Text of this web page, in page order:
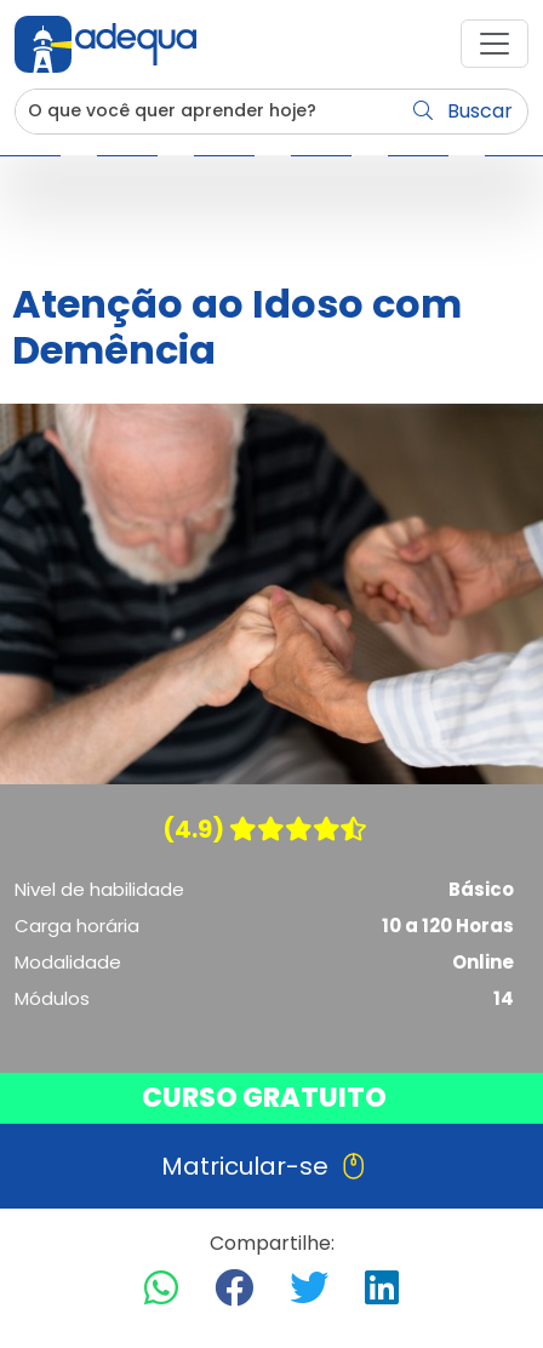
Buscar
Atenção ao Idoso com
Demência
(4.9)
Nivel de habilidade
Básico
Carga horária
10 a 120 Horas
Modalidade
Online
Módulos
14
CURSO GRATUITO
Matricular-se
Compartilhe: